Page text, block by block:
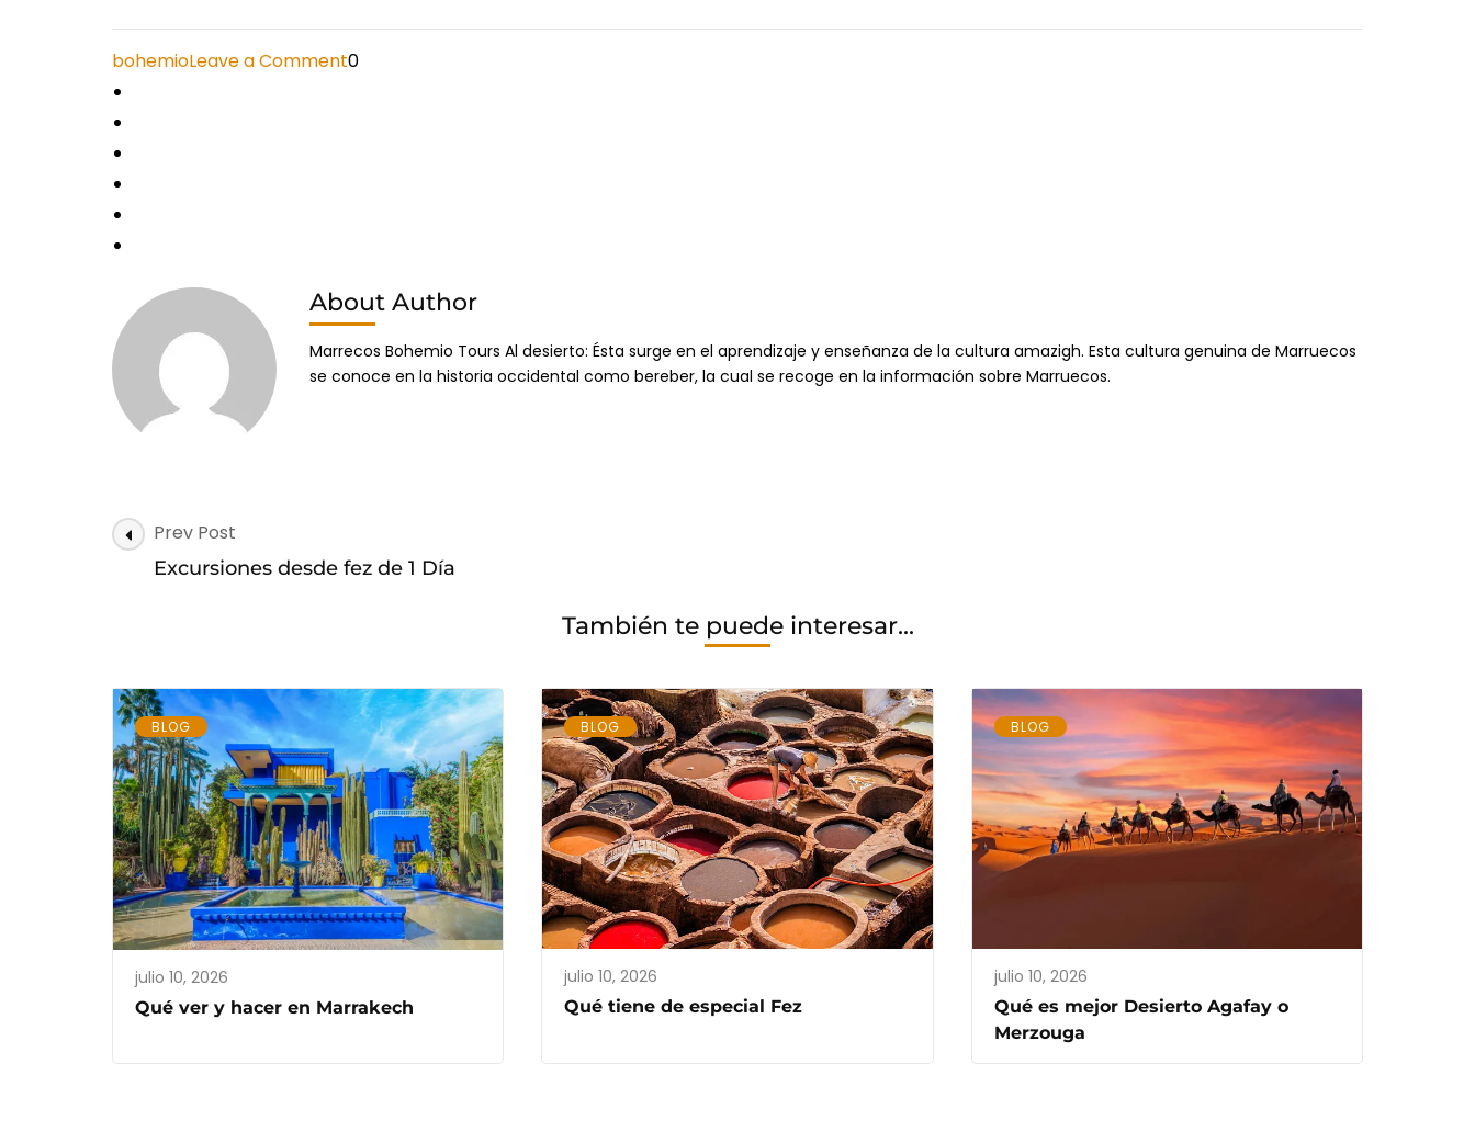
bohemioLeave a Commenton
Marruecos
Marrakech
0
About Author
Marrecos Bohemio Tours Al desierto: Ésta surge en el aprendizaje y enseñanza de la cultura amazigh. Esta cultura genuina de Marruecos
se conoce en la historia occidental como bereber, la cual se recoge en la información sobre Marruecos.
Post
Navigation
Prev Post
Excursiones desde fez de 1 Día
También te puede interesar...
BLOG
julio 10, 2026
Qué ver y hacer en Marrakech
BLOG
julio 10, 2026
Qué tiene de especial Fez
BLOG
julio 10, 2026
Qué es mejor Desierto Agafay o
Merzouga